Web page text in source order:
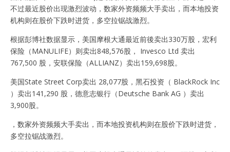
不过最近股价出现激烈波动，数家外资频频大手卖出，而本地投资
机构则在股价下跌时进货，多空拉锯战激烈。
根据彭博社数据显示，美国摩根大通最近前後卖出330万股，宏利
保险（MANULIFE）则卖出848,576股， Invesco Ltd 卖出
767,500 股，安联保险（ALLIANZ）卖出159,698股。
美国State Street Corp卖出 28,077股，黑石投资（ BlackRock Inc
）卖出141,290 股，德意志银行（Deutsche Bank AG ）卖出
3,900股。
，数家外资频频大手卖出，而本地投资机构则在股价下跌时进货，
多空拉锯战激烈。